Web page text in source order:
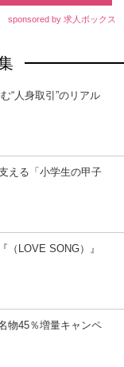
sponsored by 求人ボックス
“人身取引”のリアル
える「小学生の甲子
（LOVE SONG）』
物45％増量キャンペ